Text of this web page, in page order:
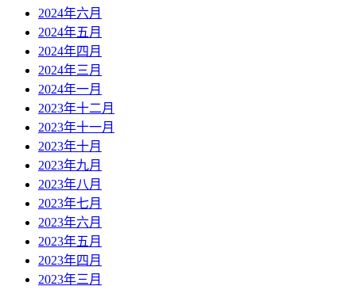
2024年六月
2024年五月
2024年四月
2024年三月
2024年一月
2023年十二月
2023年十一月
2023年十月
2023年九月
2023年八月
2023年七月
2023年六月
2023年五月
2023年四月
2023年三月